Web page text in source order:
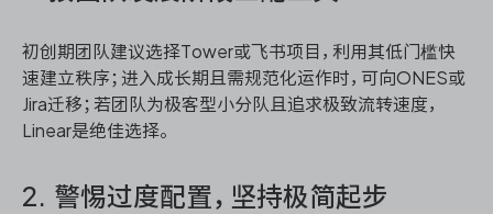
初创期团队建议选择Tower或飞书项目，利用其低门槛快
速建立秩序；进入成长期且需规范化运作时，可向ONES或
Jira迁移；若团队为极客型小分队且追求极致流转速度，
Linear是绝佳选择。
2. 警惕过度配置，坚持极简起步